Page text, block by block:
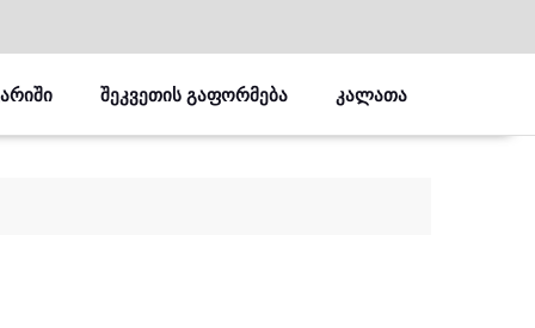
ᲨᲔᲙᲕᲔᲗᲘᲡ ᲒᲐᲤᲝᲠᲛᲔᲑᲐ ᲙᲐᲚᲐᲗᲐ